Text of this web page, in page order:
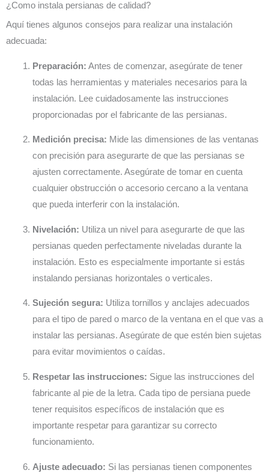
¿Como instala persianas de calidad?
Aquí tienes algunos consejos para realizar una instalación
adecuada:
Preparación: Antes de comenzar, asegúrate de tener
todas las herramientas y materiales necesarios para la
instalación. Lee cuidadosamente las instrucciones
proporcionadas por el fabricante de las persianas.
Medición precisa: Mide las dimensiones de las ventanas
con precisión para asegurarte de que las persianas se
ajusten correctamente. Asegúrate de tomar en cuenta
cualquier obstrucción o accesorio cercano a la ventana
que pueda interferir con la instalación.
Nivelación: Utiliza un nivel para asegurarte de que las
persianas queden perfectamente niveladas durante la
instalación. Esto es especialmente importante si estás
instalando persianas horizontales o verticales.
Sujeción segura: Utiliza tornillos y anclajes adecuados
para el tipo de pared o marco de la ventana en el que vas a
instalar las persianas. Asegúrate de que estén bien sujetas
para evitar movimientos o caídas.
Respetar las instrucciones: Sigue las instrucciones del
fabricante al pie de la letra. Cada tipo de persiana puede
tener requisitos específicos de instalación que es
importante respetar para garantizar su correcto
funcionamiento.
Ajuste adecuado: Si las persianas tienen componentes